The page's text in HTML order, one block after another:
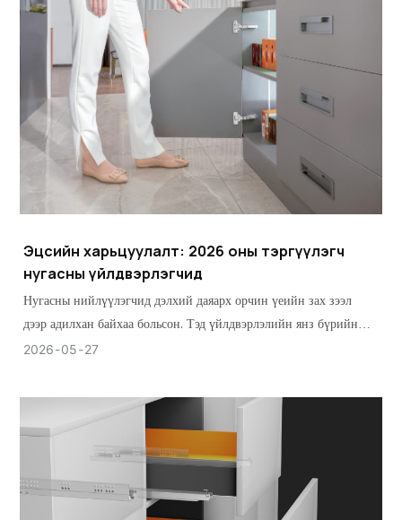
Эцсийн харьцуулалт: 2026 оны тэргүүлэгч
нугасны үйлдвэрлэгчид
Нугасны нийлүүлэгчид дэлхий даяарх орчин үеийн зах зээл
дээр адилхан байхаа больсон. Тэд үйлдвэрлэлийн янз бүрийн
шаардлагыг хангасан янз бүрийн түвшний гүйцэтгэлтэй байдаг.
2026 05 27